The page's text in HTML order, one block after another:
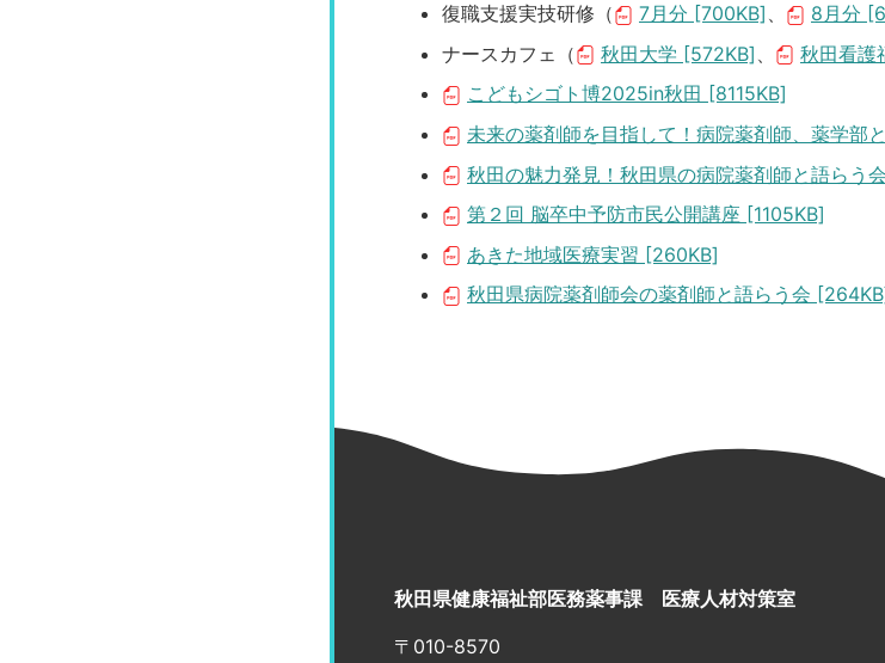
復職支援実技研修（
7月分 [700KB] 、 8月分
ナースカフェ（
秋田大学 [572KB] 秋田看護
こどもシゴト博2025in秋田 [8115KB]
未来の薬剤師を目指して！病院薬剤師、薬学部
秋田の魅力発見！秋田県の病院薬剤師と語らう
第２回 脳卒中予防市民公開講座 [1105KB]
あきた地域医療実習 [260KB]
秋田県病院薬剤師会の薬剤師と語らう会
秋田県健康福祉部医務薬事課 医療人材対策室
〒010-8570